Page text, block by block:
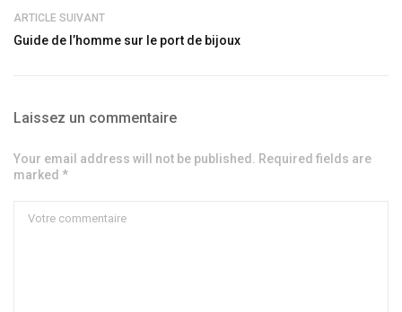
ARTICLE SUIVANT
Guide de l’homme sur le port de bijoux
Laissez un commentaire
Your email address will not be published. Required fields are
marked *